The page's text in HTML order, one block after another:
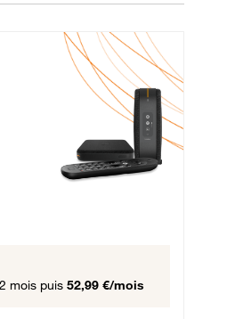
Fibre
mois puis 57,99 € par mois,
mois puis 52,99 €/mois